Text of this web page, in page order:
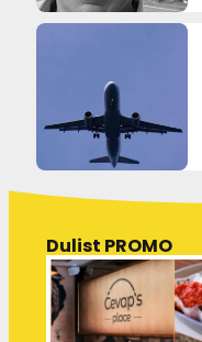
Dulist PROMO